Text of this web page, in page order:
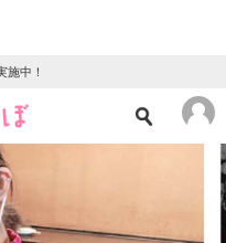
施中！
ース
ズ